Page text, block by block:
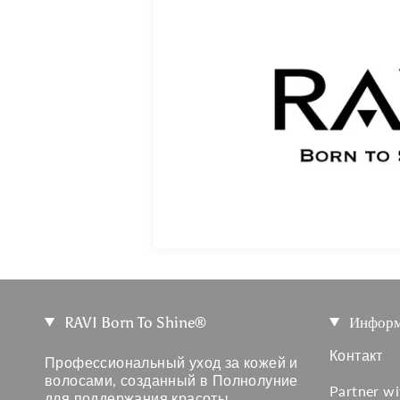
RAVI Born To Shine®
Профессиональный уход за кожей и
волосами, созданный в Полнолуние
Контакт
Partner